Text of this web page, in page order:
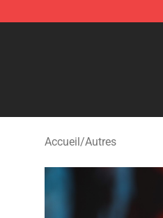
Pokemon Keycap
Accueil/Autres